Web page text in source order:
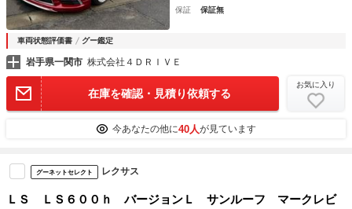
保証
保証無
車両状態評価書 グー鑑定
岩手県一関市 株式会社４ＤＲＩＶＥ
在庫を確認・見積り依頼する
お気に入り
今あなたの他に40人が見ています
グーネットセレクト レクサス
ＬＳ ＬＳ６００ｈ バージョンＬ サンルーフ マークレビ